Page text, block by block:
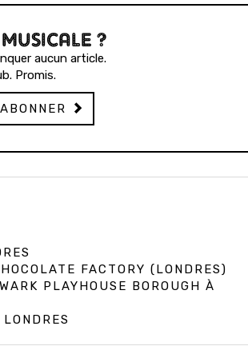
?
aucun article.
Promis.
FACTORY (LONDRES)
PLAYHOUSE BOROUGH À